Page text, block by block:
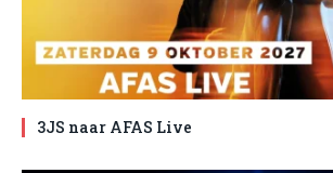
3JS naar AFAS Live